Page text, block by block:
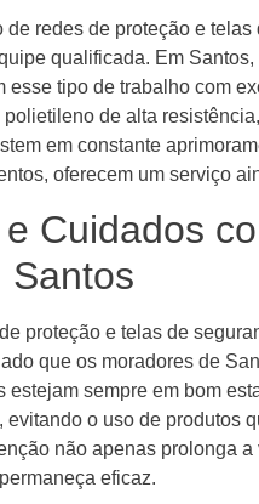
redes de proteção e
qualificada. Em
esse tipo de trabalho com
de alta
em constante
oferecem um serviço
Cuidados
Santos
proteção e telas de
que os moradores de
estejam sempre em bom
evitando o uso de produtos
não apenas prolonga
eficaz.